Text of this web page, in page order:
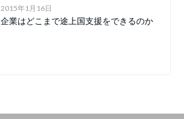
2015年1月16日
企業はどこまで途上国支援をできるのか